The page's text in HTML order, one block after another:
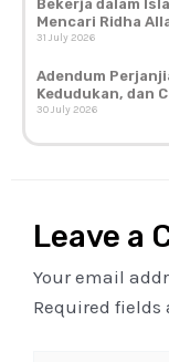
Bekerja dalam
Mencari Ridha
31 July 2026
Adendum
Kedudukan, dan
30 July 2026
Leave a
Your email
Required fields